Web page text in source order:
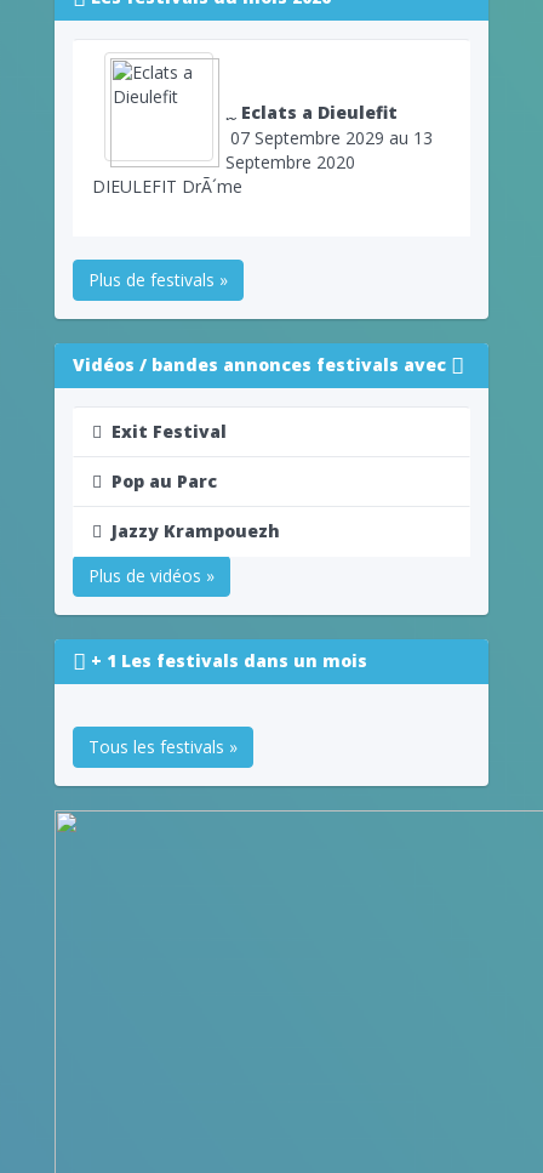
Eclats a Dieulefit
07 Septembre 2029 au 13
Septembre 2020
DIEULEFIT DrÃ´me
Plus de festivals »
Vidéos / bandes annonces festivals avec
Exit Festival
Pop au Parc
Jazzy Krampouezh
Plus de vidéos »
+ 1 Les festivals dans un mois
Tous les festivals »